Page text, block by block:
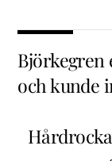
Björkegren
och kunde